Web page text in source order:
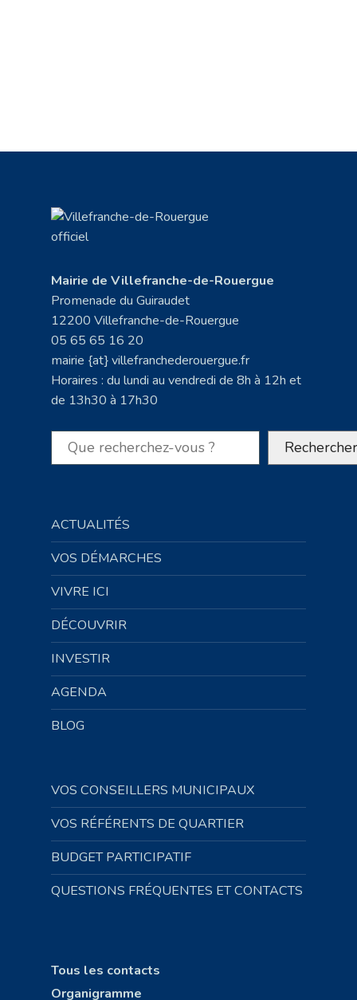
Mairie de Villefranche-de-Rouergue
Promenade du Guiraudet
12200 Villefranche-de-Rouergue
05 65 65 16 20
mairie {at} villefranchederouergue.fr
Horaires : du lundi au vendredi de 8h à 12h et
de 13h30 à 17h30
Rechercher Rechercher
ACTUALITÉS
VOS DÉMARCHES
VIVRE ICI
DÉCOUVRIR
INVESTIR
AGENDA
BLOG
VOS CONSEILLERS MUNICIPAUX
VOS RÉFÉRENTS DE QUARTIER
BUDGET PARTICIPATIF
QUESTIONS FRÉQUENTES ET CONTACTS
Tous les contacts
Organigramme